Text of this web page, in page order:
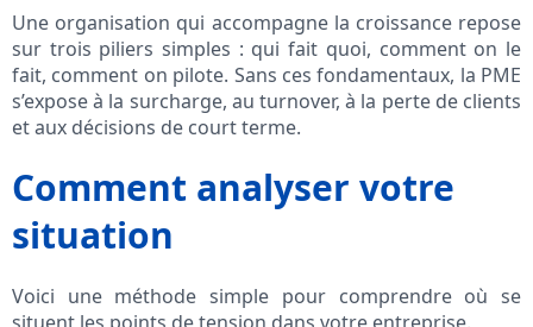
Une organisation qui accompagne la croissance repose
sur trois piliers simples : qui fait quoi, comment on le
fait, comment on pilote. Sans ces fondamentaux, la PME
s’expose à la surcharge, au turnover, à la perte de clients
et aux décisions de court terme.
Comment analyser votre
situation
Voici une méthode simple pour comprendre où se